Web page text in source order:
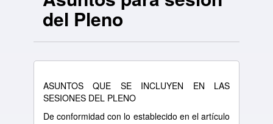
del Pleno
ASUNTOS QUE SE INCLUYEN EN LAS
SESIONES DEL PLENO
De conformidad con lo establecido en el artículo